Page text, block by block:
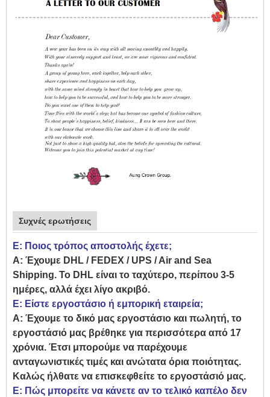
Συχνές ερωτήσεις
Ε: Ποιος τρόπος αποστολής έχετε;
Α: Έχουμε DHL / FEDEX / UPS / Air and Sea
Shipping. Το DHL είναι το ταχύτερο, περίπου 3-5
ημέρες, αλλά έχει λίγο ακριβό.
Ε: Είστε εργοστάσιο ή εμπορική εταιρεία;
Α: Έχουμε το δικό μας εργοστάσιο και πωλητή, το
εργοστάσιό μας βρέθηκε για περισσότερα από 17
χρόνια. Έτσι μπορούμε να παρέχουμε
ανταγωνιστικές τιμές και ανώτατα όρια ποιότητας.
Καλώς ήλθατε να επισκεφθείτε το εργοστάσιό μας.
Ε: Πώς μπορείτε να κάνετε αν το τελικό καπέλο δεν